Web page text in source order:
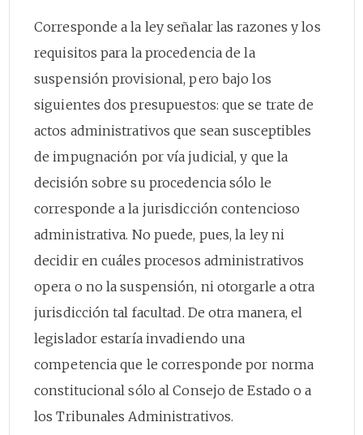
Corresponde a la ley señalar las razones y los
requisitos para la procedencia de la
suspensión provisional, pero bajo los
siguientes dos presupuestos: que se trate de
actos administrativos que sean susceptibles
de impugnación por vía judicial, y que la
decisión sobre su procedencia sólo le
corresponde a la jurisdicción contencioso
administrativa. No puede, pues, la ley ni
decidir en cuáles procesos administrativos
opera o no la suspensión, ni otorgarle a otra
jurisdicción tal facultad. De otra manera, el
legislador estaría invadiendo una
competencia que le corresponde por norma
constitucional sólo al Consejo de Estado o a
los Tribunales Administrativos.